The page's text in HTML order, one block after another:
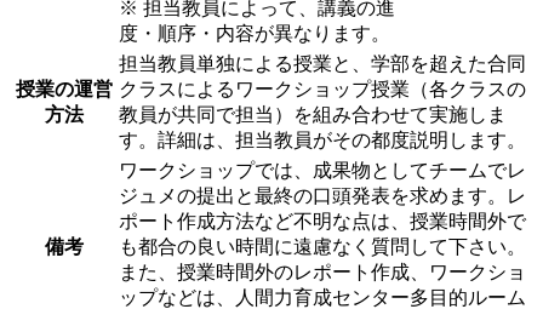
※ 担当教員によって、講義の進
度・順序・内容が異なります。
授業の運営
方法
担当教員単独による授業と、学部を超えた合同
クラスによるワークショップ授業（各クラスの
教員が共同で担当）を組み合わせて実施しま
す。詳細は、担当教員がその都度説明します。
備考
ワークショップでは、成果物としてチームでレ
ジュメの提出と最終の口頭発表を求めます。レ
ポート作成方法など不明な点は、授業時間外で
も都合の良い時間に遠慮なく質問して下さい。
また、授業時間外のレポート作成、ワークショ
ップなどは、人間力育成センター多目的ルーム